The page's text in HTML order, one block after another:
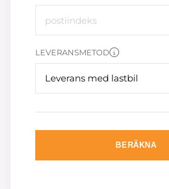
LEVERANSMETOD
Leverans med lastbil
BERÄKNA